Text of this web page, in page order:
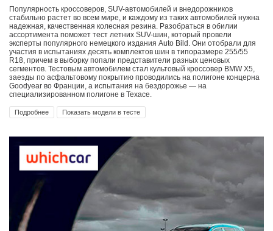
Популярность кроссоверов, SUV-автомобилей и внедорожников
стабильно растет во всем мире, и каждому из таких автомобилей нужна
надежная, качественная колесная резина. Разобраться в обилии
ассортимента поможет тест летних SUV-шин, который провели
эксперты популярного немецкого издания Auto Bild. Они отобрали для
участия в испытаниях десять комплектов шин в типоразмере 255/55
R18, причем в выборку попали представители разных ценовых
сегментов. Тестовым автомобилем стал культовый кроссовер BMW X5,
заезды по асфальтовому покрытию проводились на полигоне концерна
Goodyear во Франции, а испытания на бездорожье — на
специализированном полигоне в Техасе.
Подробнее Показать модели в тесте